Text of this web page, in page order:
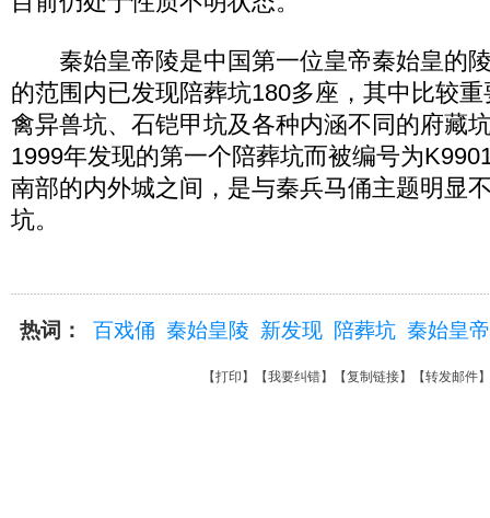
秦始皇帝陵是中国第一位皇帝秦始皇的
的范围内已发现陪葬坑180多座，其中比较
禽异兽坑、石铠甲坑及各种内涵不同的府藏
1999年发现的第一个陪葬坑而被编号为
南部的内外城之间，是与秦兵马俑主题明显
坑。
热词： 百戏俑 秦始皇陵 新发现 陪葬坑 秦始皇
【打印 】【我要纠错】【复制链接】【转发邮件